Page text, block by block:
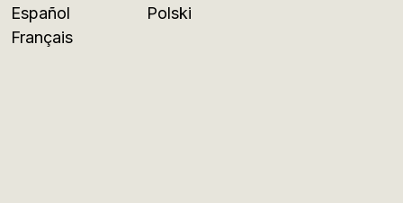
Español
Français
Polski